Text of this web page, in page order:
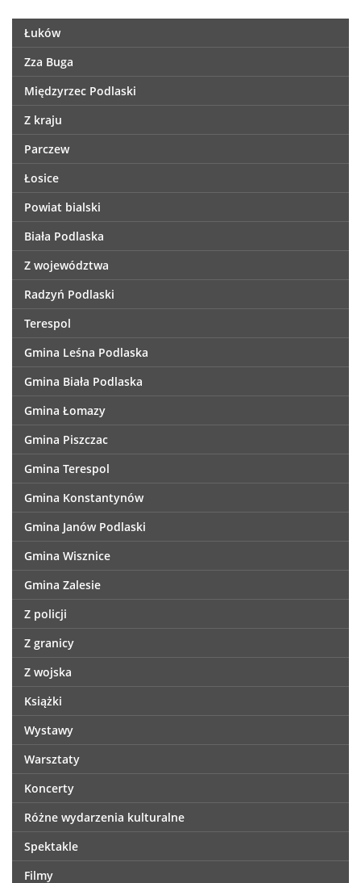
Łuków
Zza Buga
Międzyrzec Podlaski
Z kraju
Parczew
Łosice
Powiat bialski
Biała Podlaska
Z województwa
Radzyń Podlaski
Terespol
Gmina Leśna Podlaska
Gmina Biała Podlaska
Gmina Łomazy
Gmina Piszczac
Gmina Terespol
Gmina Konstantynów
Gmina Janów Podlaski
Gmina Wisznice
Gmina Zalesie
Z policji
Z granicy
Z wojska
Książki
Wystawy
Warsztaty
Koncerty
Różne wydarzenia kulturalne
Spektakle
Filmy